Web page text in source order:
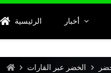
الرئيسية أخبار
الخضر عبر القارات